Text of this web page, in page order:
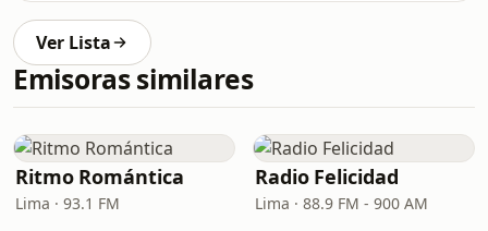
Ver Lista
Emisoras similares
Ritmo Romántica
Lima · 93.1 FM
Radio Felicidad
Lima · 88.9 FM - 900 AM